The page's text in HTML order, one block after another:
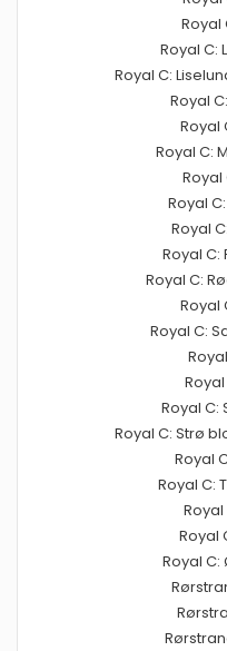
Royal
Royal C:
Royal C:
Royal
Royal
Royal C:
Royal
Royal
Royal
Royal C:
Royal C:
Royal
Royal C:
Royal
Royal C:
Royal C: Strø
Royal
Royal C:
Royal
Royal